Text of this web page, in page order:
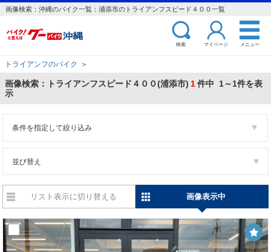
画像検索：沖縄のバイク一覧：浦添市のトライアンフスピード４００一覧
検索 マイページ メニュー
トライアンフのバイク ＞
画像検索：トライアンフスピード４００(浦添市) 1件中 1～1件を表
示
条件を指定して絞り込み
並び替え
リスト表示に切り替える 画像表示中